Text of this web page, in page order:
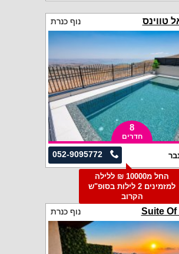
טווינס נוף כנרת
8
חדרים
052-9095772
החל מ10000 ₪ ללילה
למזמינים 2 לילות בסופ"ש
הקרוב
Suite Of נוף כנרת